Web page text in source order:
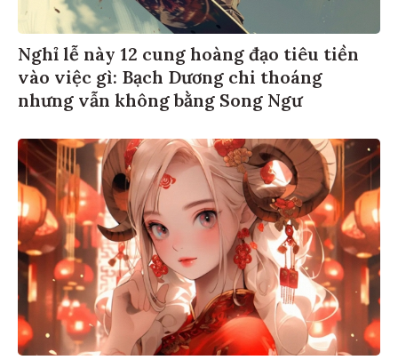
Nghỉ lễ này 12 cung hoàng đạo tiêu tiền
vào việc gì: Bạch Dương chi thoáng
nhưng vẫn không bằng Song Ngư